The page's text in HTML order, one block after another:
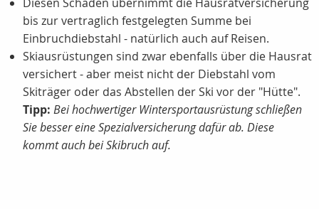
Diesen Schaden übernimmt die Hausratversicherung
bis zur vertraglich festgelegten Summe bei
Einbruchdiebstahl - natürlich auch auf Reisen.
Skiausrüstungen sind zwar ebenfalls über die Hausrat
versichert - aber meist nicht der Diebstahl vom
Skiträger oder das Abstellen der Ski vor der "Hütte".
Tipp: Bei hochwertiger Wintersportausrüstung schließen
Sie besser eine Spezialversicherung dafür ab. Diese
kommt auch bei Skibruch auf.